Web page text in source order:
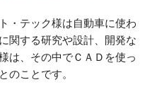
・テック様は自動車に使わ
関する研究や設計、開発な
は、その中でＣＡＤを使っ
のことです。